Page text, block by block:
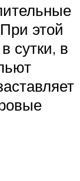
этой
сутки, в